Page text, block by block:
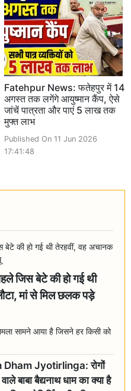
Fatehpur News: फतेहपुर में 14
अगस्त तक लगेंगे आयुष्मान कैंप, ऐसे
जांचें पात्रता और पाएं 5 लाख तक
मुफ्त लाभ
Published On 11 Jun 2026
17:41:48
जिस बेटे की हो गई थी
मां से मिल छलक पड़े
सामने आया है जिसने हर किसी को
Jyotirlinga: रोगों
बाबा बैद्यनाथ धाम का क्या है